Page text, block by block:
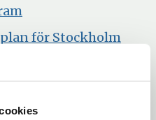
för Stockholm
indelning -